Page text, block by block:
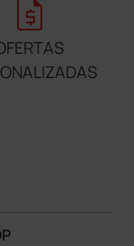
request_quote